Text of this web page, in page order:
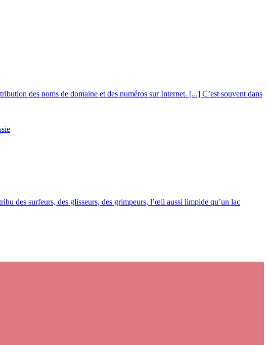
des noms de domaine et des numéros sur Internet. [...] C’est souvent dans
des surfeurs, des glisseurs, des grimpeurs, l’œil aussi limpide qu’un lac